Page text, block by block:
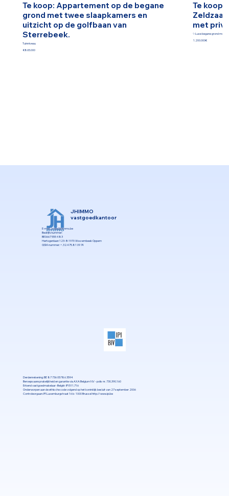
Te koop: Appartement op de begane
grond met twee slaapkamers en
uitzicht op de golfbaan van
Sterrebeek.
Tuinniveau
€865.000
Te koop
met
✨Luxe begane grond met
1.200.000€
Derdenrekening: BE 87 736 05786 3594
Beroepsaansprakelijkheid en garantie via AXA Belgium NV - polis nr. 730.390.160
Erkend vastgoedmakelaar -België- IPI 511.716
Onderworpen aan de ethische code volgend op het koninklijk besluit van 27 september 2006
Controleorgaan: IPI Luxemburgstraat 16 b- 1000 Brusselhttp://www.ipi.be
JHIMMO
vastgoedkantoor
Hertogenlaan 123- B-1970 Wezembeek Oppem
GSM-nummer: +.32.475.81 09 74
E-mail:Joelle@jhimmo.be
Bedrijfsnummer:
BE0667 555 483